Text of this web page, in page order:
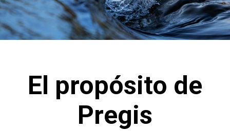
El propósito de
Pregis